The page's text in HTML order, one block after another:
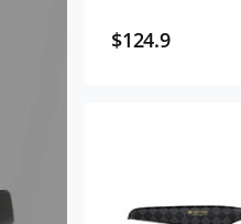
$124.9